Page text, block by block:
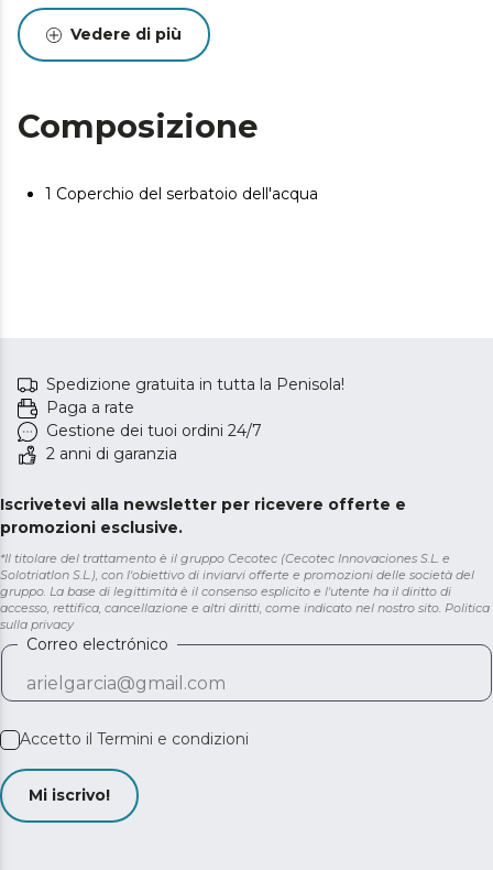
Vedere di più
Composizione
1 Coperchio del serbatoio dell'acqua
Spedizione gratuita in tutta la Penisola!
Paga a rate
Gestione dei tuoi ordini 24/7
2 anni di garanzia
Iscrivetevi alla newsletter per ricevere offerte e
promozioni esclusive.
*Il titolare del trattamento è il gruppo Cecotec (Cecotec Innovaciones S.L. e
Solotriatlon S.L.), con l'obiettivo di inviarvi offerte e promozioni delle società del
gruppo. La base di legittimità è il consenso esplicito e l'utente ha il diritto di
accesso, rettifica, cancellazione e altri diritti, come indicato nel nostro sito. Politica
sulla privacy
Correo electrónico
Accetto il Termini e condizioni
Mi iscrivo!